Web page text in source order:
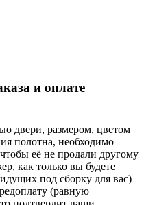
и оплате
двери, размером, цветом
полотна, необходимо
чтобы её не продали другому
как только вы будете
под сборку для вас)
(равную